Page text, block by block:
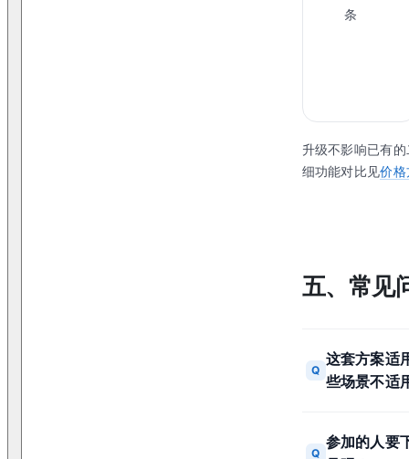
条
升级不影响已有
细功能对比见价格
五、常见
Q
这套方案适
些场景不适
Q
参加的人要